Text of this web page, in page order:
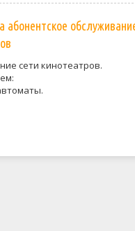
абонентское
сети кинотеатров.